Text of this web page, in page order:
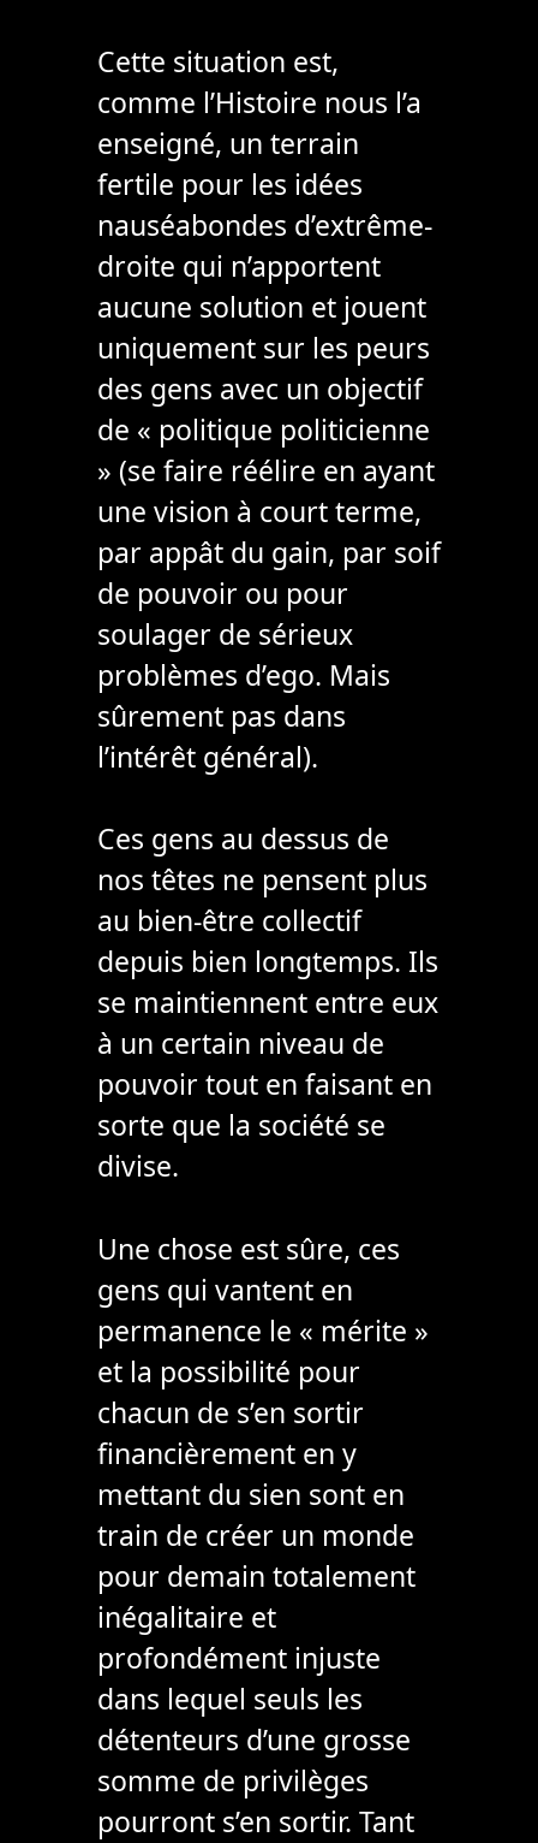
Cette situation est,
comme l’Histoire nous l’a
enseigné, un terrain
fertile pour les idées
nauséabondes d’extrême-
droite qui n’apportent
aucune solution et jouent
uniquement sur les peurs
des gens avec un objectif
de « politique politicienne
» (se faire réélire en ayant
une vision à court terme,
par appât du gain, par soif
de pouvoir ou pour
soulager de sérieux
problèmes d’ego. Mais
sûrement pas dans
l’intérêt général).
Ces gens au dessus de
nos têtes ne pensent plus
au bien-être collectif
depuis bien longtemps. Ils
se maintiennent entre eux
à un certain niveau de
pouvoir tout en faisant en
sorte que la société se
divise.
Une chose est sûre, ces
gens qui vantent en
permanence le « mérite »
et la possibilité pour
chacun de s’en sortir
financièrement en y
mettant du sien sont en
train de créer un monde
pour demain totalement
inégalitaire et
profondément injuste
dans lequel seuls les
détenteurs d’une grosse
somme de privilèges
pourront s’en sortir. Tant